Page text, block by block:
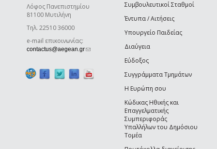
Λόφος Πανεπιστημίου
81100 Μυτιλήνη
Τηλ. 22510 36000
e-mail επικοινωνίας:
contactus@aegean.gr(link sends e-mail)
Συμβουλευτικοί Σταθμοί
Έντυπα / Αιτήσεις
Υπουργείο Παιδείας
Διαύγεια
Εύδοξος
Συγγράμματα Τμημάτων
Η Ευρώπη σου
Κώδικας Ηθικής και
Επαγγελματικής
Συμπεριφοράς
Υπαλλήλων του Δημόσιου
Τομέα